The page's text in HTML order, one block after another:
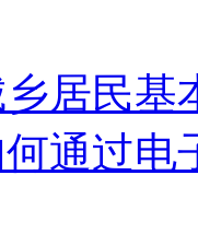
居民基
通过电